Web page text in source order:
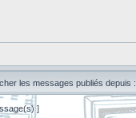
les messages publiés depuis :
]